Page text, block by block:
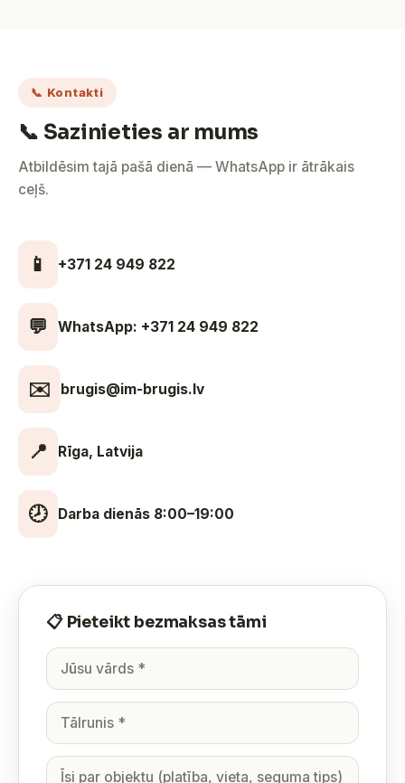
📞 Kontakti
📞 Sazinieties ar mums
Atbildēsim tajā pašā dienā — WhatsApp ir ātrākais
ceļš.
📱 +371 24 949 822
💬 WhatsApp: +371 24 949 822
✉️ brugis@im-brugis.lv
📍 Rīga, Latvija
🕗 Darba dienās 8:00–19:00
📋 Pieteikt bezmaksas tāmi